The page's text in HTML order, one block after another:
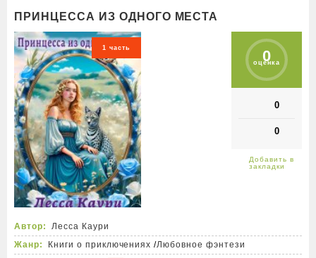
ПРИНЦЕССА ИЗ ОДНОГО МЕСТА
1 часть 0
оценка
0
0
Автор:
Лесса Каури
Жанр:
Книги о приключениях /Любовное фэнтези